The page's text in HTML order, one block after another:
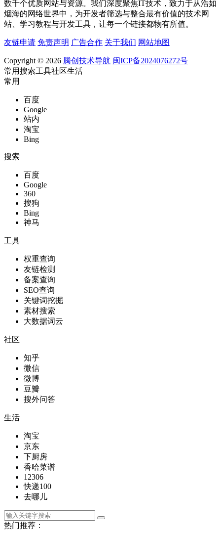
数千个优质网站与资源。我们深度聚焦IT技术，致力于从浩如
烟海的网络世界中，为开发者筛选与整合最有价值的技术网
站、学习教程与开发工具，让每一个链接都物有所值。
友链申请 免责声明 广告合作 关于我们 网站地图
Copyright © 2026 腾创技术导航 闽ICP备2024076272号
常用搜索工具社区生活
常用
百度
Google
站内
淘宝
Bing
搜索
百度
Google
360
搜狗
Bing
神马
工具
权重查询
友链检测
备案查询
SEO查询
关键词挖掘
素材搜索
大数据词云
社区
知乎
微信
微博
豆瓣
搜外问答
生活
淘宝
京东
下厨房
香哈菜谱
12306
快递100
去哪儿
热门推荐：